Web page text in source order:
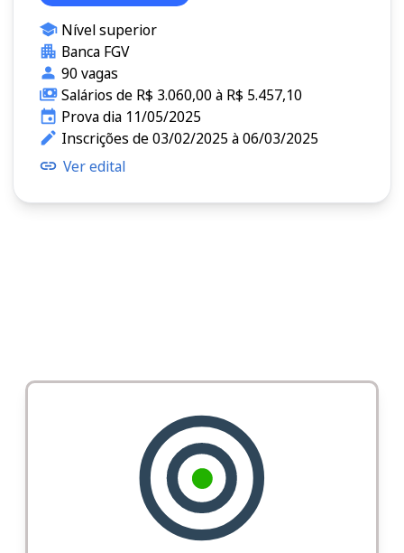
Nível superior
Banca FGV
90 vagas
Salários de R$ 3.060,00 à R$ 5.457,10
Prova dia 11/05/2025
Inscrições de 03/02/2025 à 06/03/2025
Ver edital